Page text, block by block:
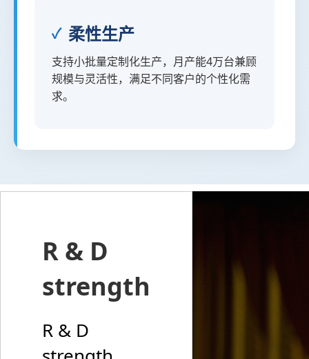
柔性生产
支持小批量定制化生产，月产能4万台兼顾
规模与灵活性，满足不同客户的个性化需
求。
R & D
strength
R & D